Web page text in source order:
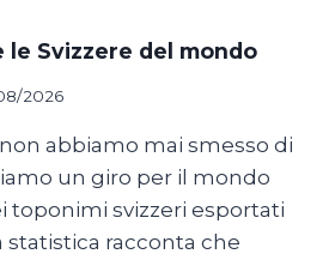
Svizzere del mondo
2026
abbiamo mai smesso di
un giro per il mondo
toponimi svizzeri esportati
statistica racconta che